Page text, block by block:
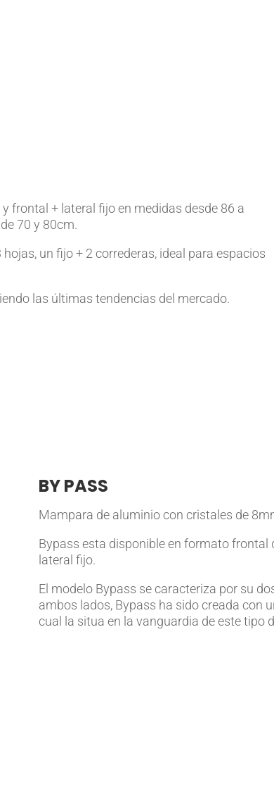
frontal + lateral fijo en medidas desde 86 a
70 y 80cm.
un fijo + 2 correderas, ideal para espacios
las últimas tendencias del mercado.
BY PASS
Mampara de aluminio con cristales de
Bypass esta disponible en formato frontal
lateral fijo.
El modelo Bypass se caracteriza por su
ambos lados, Bypass ha sido creada con
cual la situa en la vanguardia de este tipo